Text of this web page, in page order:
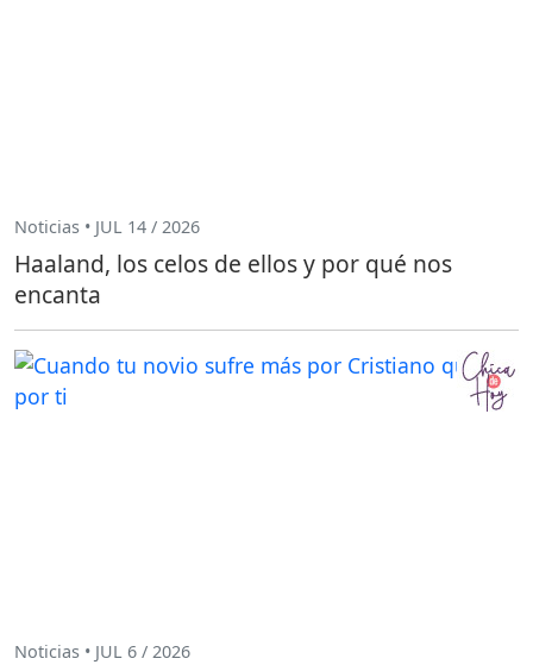
Noticias • JUL 14 / 2026
Haaland, los celos de ellos y por qué nos
encanta
Noticias • JUL 6 / 2026